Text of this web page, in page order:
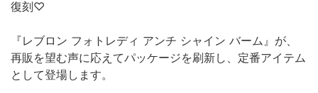
復刻♡
『レブロン フォトレディ アンチ シャイン バーム』が、
再販を望む声に応えてパッケージを刷新し、定番アイテム
として登場します。